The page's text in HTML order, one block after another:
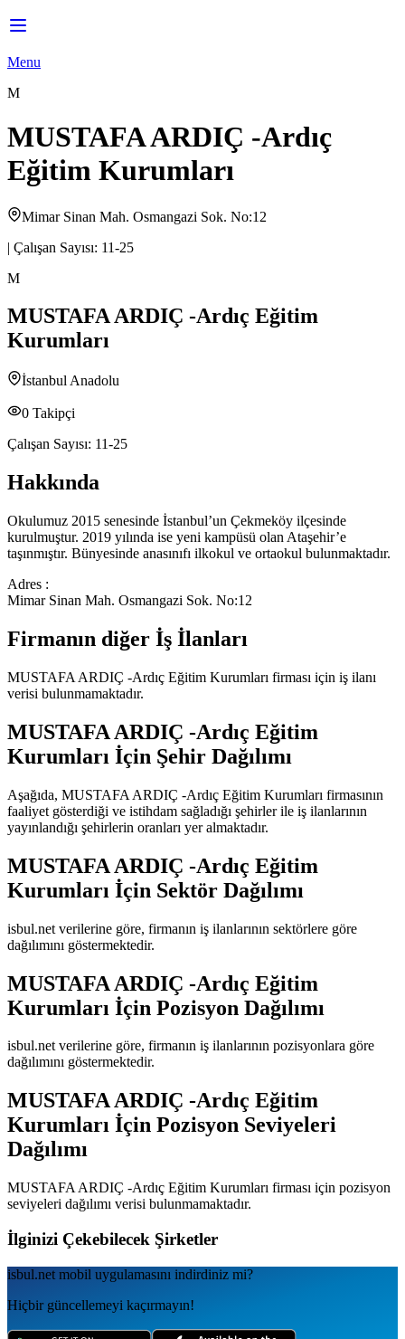
Menu
M
MUSTAFA ARDIÇ -Ardıç
Eğitim Kurumları
Mimar Sinan Mah. Osmangazi Sok. No:12
| Çalışan Sayısı: 11-25
M
MUSTAFA ARDIÇ -Ardıç Eğitim
Kurumları
İstanbul Anadolu
0 Takipçi
Çalışan Sayısı: 11-25
Hakkında
Okulumuz 2015 senesinde İstanbul’un Çekmeköy ilçesinde
kurulmuştur. 2019 yılında ise yeni kampüsü olan Ataşehir’e
taşınmıştır. Bünyesinde anasınıfı ilkokul ve ortaokul bulunmaktadır.
Adres :
Mimar Sinan Mah. Osmangazi Sok. No:12
Firmanın diğer İş İlanları
MUSTAFA ARDIÇ -Ardıç Eğitim Kurumları firması için iş ilanı
verisi bulunmamaktadır.
MUSTAFA ARDIÇ -Ardıç Eğitim
Kurumları İçin Şehir Dağılımı
Aşağıda, MUSTAFA ARDIÇ -Ardıç Eğitim Kurumları firmasının
faaliyet gösterdiği ve istihdam sağladığı şehirler ile iş ilanlarının
yayınlandığı şehirlerin oranları yer almaktadır.
MUSTAFA ARDIÇ -Ardıç Eğitim
Kurumları İçin Sektör Dağılımı
isbul.net verilerine göre, firmanın iş ilanlarının sektörlere göre
dağılımını göstermektedir.
MUSTAFA ARDIÇ -Ardıç Eğitim
Kurumları İçin Pozisyon Dağılımı
isbul.net verilerine göre, firmanın iş ilanlarının pozisyonlara göre
dağılımını göstermektedir.
MUSTAFA ARDIÇ -Ardıç Eğitim
Kurumları İçin Pozisyon Seviyeleri
Dağılımı
MUSTAFA ARDIÇ -Ardıç Eğitim Kurumları firması için pozisyon
seviyeleri dağılımı verisi bulunmamaktadır.
İlginizi Çekebilecek Şirketler
isbul.net mobil uygulamаsını indirdiniz mi?
Hiçbir güncellemeyi kaçırmayın!